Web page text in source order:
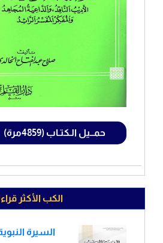
حمــيل الـكتـاب (4859مرة)
الكب الأكثر
السيرة